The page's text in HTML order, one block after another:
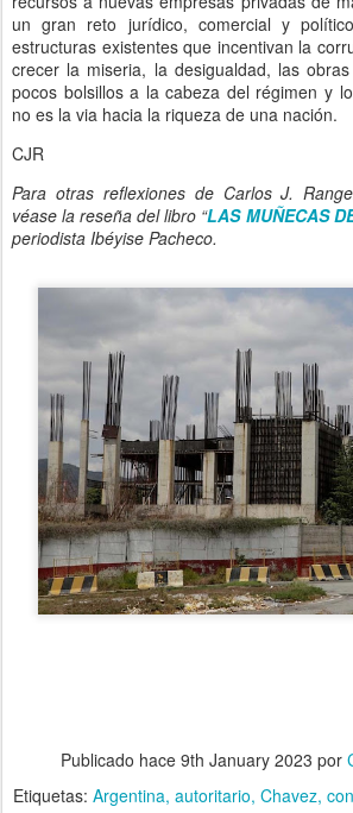
un gran reto jurídico, comercial y
estructuras existentes que incentivan la
crecer la miseria, la desigualdad, las
pocos bolsillos a la cabeza del régimen y
no es la via hacia la riqueza de una nación.
CJR
Para otras reflexiones de Carlos J.
véase la reseña del libro “LAS MUÑECAS
periodista Ibéyise Pacheco.
Publicado hace 9th January 2023 por
Etiquetas: Argentina autoritario Chavez